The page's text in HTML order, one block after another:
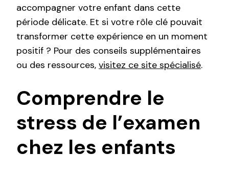
accompagner votre enfant dans cette
période délicate. Et si votre rôle clé pouvait
transformer cette expérience en un moment
positif ? Pour des conseils supplémentaires
ou des ressources, visitez ce site spécialisé.
Comprendre le
stress de l’examen
chez les enfants